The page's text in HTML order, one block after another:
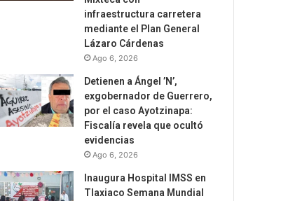
infraestructura carretera
mediante el Plan General
Lázaro Cárdenas
Ago 6, 2026
Detienen a Ángel ’N’,
exgobernador de Guerrero,
por el caso Ayotzinapa:
Fiscalía revela que ocultó
evidencias
Ago 6, 2026
Inaugura Hospital IMSS en
Tlaxiaco Semana Mundial